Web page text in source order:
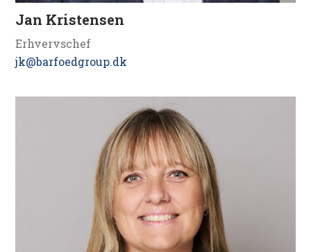
Jan Kristensen
Erhvervschef
jk@barfoedgroup.dk